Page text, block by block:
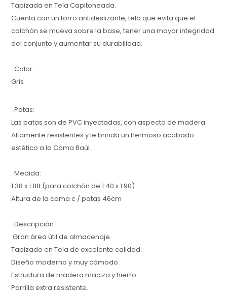
Tapizada en Tela Capitoneada.
Cuenta con un forro antideslizante, tela que evita que el
colchón se mueva sobre la base, tener una mayor integridad
del conjunto y aumentar su durabilidad.
. Color:
Gris
. Patas:
Las patas son de PVC inyectadas, con aspecto de madera.
Altamente resistentes y le brinda un hermoso acabado
estético a la Cama Baúl.
. Medida:
1.38 x 1.88 (para colchón de 1.40 x 1.90)
Altura de la cama c / patas 46cm
. Descripción
Gran área útil de almacenaje.
Tapizado en Tela de excelente calidad.
Diseño moderno y muy cómodo.
Estructura de madera maciza y hierro.
Parrilla extra resistente.